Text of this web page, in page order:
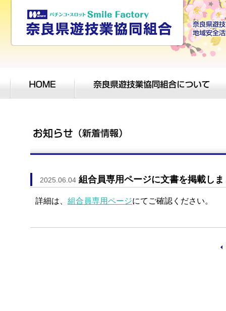
2025.06.04 組合員専用ページに文書を掲載しま
詳細は、 組合員専用ページにてご確認ください。